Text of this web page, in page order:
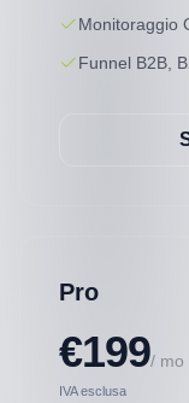
Monitoraggio
Funnel B2B,
Pro
€199/ mo
IVA esclusa